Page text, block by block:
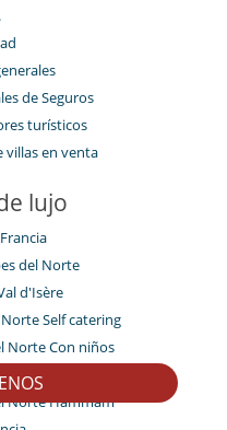
de Seguros
turísticos
villas en venta
lujo
del Norte
d'Isère
Self catering
Norte Con niños
En las pistas
Norte Hammam